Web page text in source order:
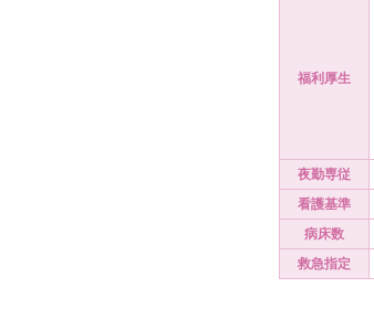
福利厚生
夜勤専従
看護基準
病床数
救急指定